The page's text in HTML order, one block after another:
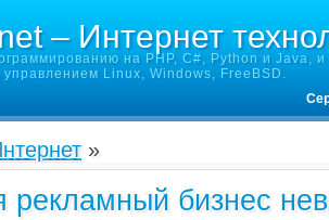
– Интернет
на PHP, C#, Python и Java,
управлением Linux, Windows, FreeBSD.
»
рекламный бизнес